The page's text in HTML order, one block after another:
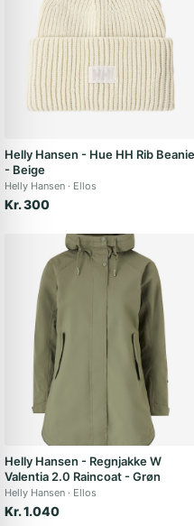
Helly Hansen - Hue HH Rib Beanie
- Beige
Helly Hansen Ellos
Kr. 300
Helly Hansen - Regnjakke W
Valentia 2.0 Raincoat - Grøn
Helly Hansen Ellos
Kr. 1.040